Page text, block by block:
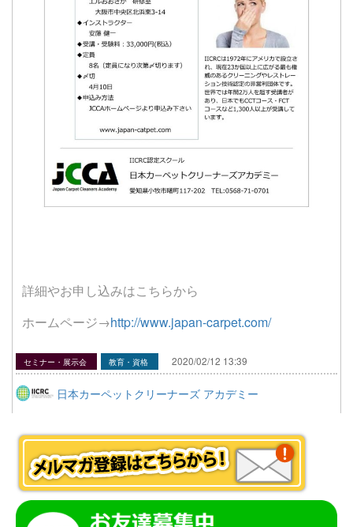
詳細やお申し込みはこちらから
ホームページ→http://www.japan-carpet.com/
セミナー・展示会 教育・資格 2020/02/12 13:39
日本カーペットクリーナーズ アカデミー